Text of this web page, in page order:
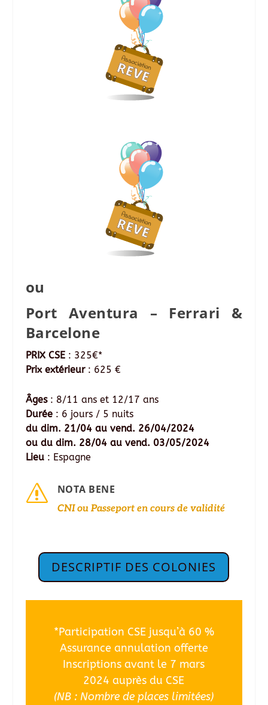
ou
Port Aventura – Ferrari &
Barcelone
PRIX CSE: 325€*
Prix extérieur: 625 €
Âges: 8/11 ans et 12/17 ans
Durée: 6 jours / 5 nuits
du dim. 21/04 au vend. 26/04/2024
ou du dim. 28/04 au vend. 03/05/2024
Lieu: Espagne
s NOTA BENE
CNI ou Passeport en cours de validité
DESCRIPTIF DES COLONIES
*Participation CSE jusqu’à 60 %
Assurance annulation offerte
Inscriptions avant le 7 mars
2024 auprès du CSE
(NB : Nombre de places limitées)